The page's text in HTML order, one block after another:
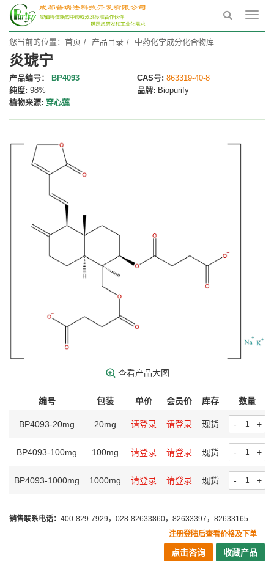
您当前的位置： 首页 产品目录 中药化学成分化合物库
炎琥宁
产品编号： BP4093 CAS号: 863319-40-8
纯度: 98% 品牌: Biopurify
植物来源: 穿心莲
查看产品大图
编号 包装 单价 会员价 库存 数量
BP4093-20mg 20mg 请登录 请登录 现货 - +
BP4093-100mg 100mg 请登录 请登录 现货 - +
BP4093-1000mg 1000mg 请登录 请登录 现货 - +
销售联系电话： 400-829-7929，028-82633860，82633397，82633165
注册登陆后查看价格及下单
点击咨询 收藏产品